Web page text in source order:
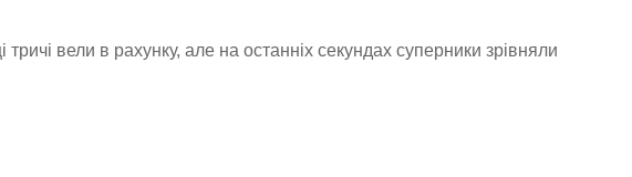
вели в рахунку, але на останніх секундах суперники зрівняли